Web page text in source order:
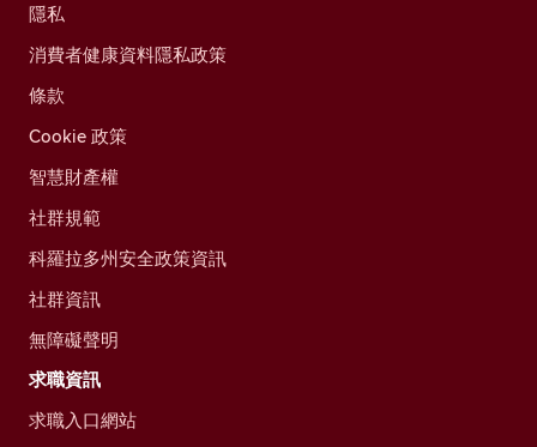
隱私
消費者健康資料隱私政策
條款
Cookie 政策
智慧財產權
社群規範
科羅拉多州安全政策資訊
社群資訊
無障礙聲明
求職資訊
求職入口網站